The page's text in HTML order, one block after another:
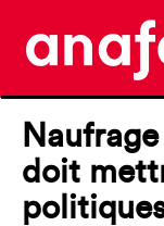
doit